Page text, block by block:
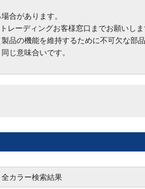
合があります。
レーディングお客様窓口までお願いしま
品の機能を維持するために不可欠な部品
じ意味合いです。
全カラー検索結果